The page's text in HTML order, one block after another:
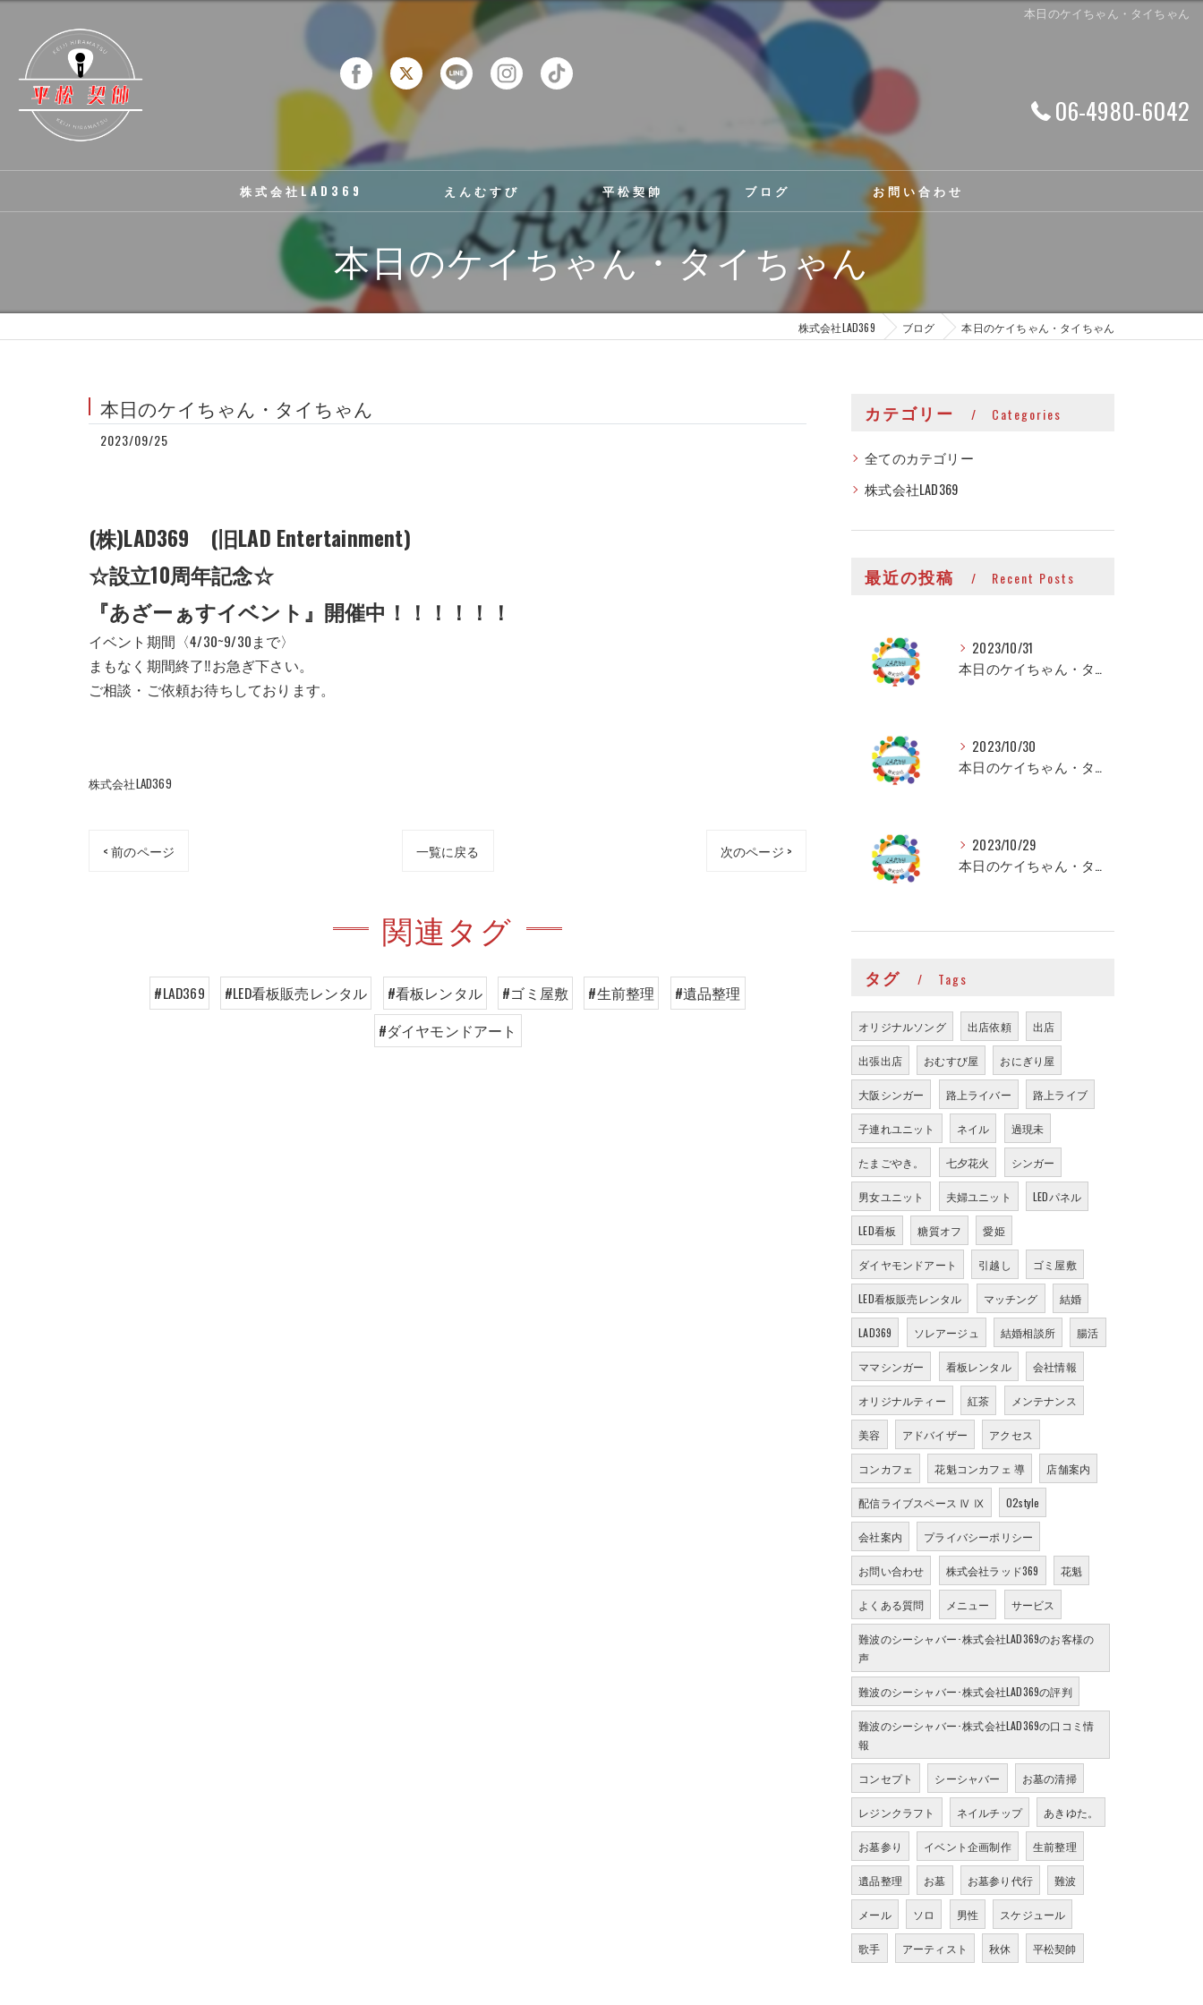
本日のケイちゃん・タイちゃん
06-4980-6042
株式会社LAD369 えんむすび 平松契帥 ブログ お問い合わせ
本日のケイちゃん・タイちゃん
株式会社LAD369 ブログ 本日のケイちゃん・タイちゃん
本日のケイちゃん・タイちゃん
2023/09/25
(株)LAD369 (旧LAD Entertainment)
☆設立10周年記念☆
『あざーぁすイベント』開催中！！！！！！
イベント期間〈4/30~9/30まで〉
まもなく期間終了‼︎お急ぎ下さい。
ご相談・ご依頼お待ちしております。
株式会社LAD369
< 前のページ 一覧に戻る 次のページ >
関連タグ
#LAD369 #LED看板販売レンタル #看板レンタル #ゴミ屋敷 #生前整理
#遺品整理
#ダイヤモンドアート
カテゴリー Categories
全てのカテゴリー
株式会社LAD369
最近の投稿 Recent Posts
2023/10/31
本日のケイちゃん・タイちゃん
2023/10/30
本日のケイちゃん・タイちゃん
2023/10/29
本日のケイちゃん・タイちゃん
タグ Tags
オリジナルソング 出店依頼 出店
出張出店 おむすび屋 おにぎり屋
大阪シンガー 路上ライバー 路上ライブ
子連れユニット ネイル 過現未
たまごやき。 七夕花火 シンガー
男女ユニット 夫婦ユニット LEDパネル
LED看板 糖質オフ 愛姫
ダイヤモンドアート 引越し ゴミ屋敷
LED看板販売レンタル マッチング 結婚
LAD369 ソレアージュ 結婚相談所 腸活
ママシンガー 看板レンタル 会社情報
オリジナルティー 紅茶 メンテナンス
美容 アドバイザー アクセス
コンカフェ 花魁コンカフェ 導 店舗案内
配信ライブスペース Ⅳ Ⅸ 02style
会社案内 プライバシーポリシー
お問い合わせ 株式会社ラッド369 花魁
よくある質問 メニュー サービス
難波のシーシャバー･株式会社LAD369のお客様の
声
難波のシーシャバー･株式会社LAD369の評判
難波のシーシャバー･株式会社LAD369の口コミ情
報
コンセプト シーシャバー お墓の清掃
レジンクラフト ネイルチップ あきゆた。
お墓参り イベント企画制作 生前整理
遺品整理 お墓 お墓参り代行 難波
メール ソロ 男性 スケジュール
歌手 アーティスト 秋休 平松契帥